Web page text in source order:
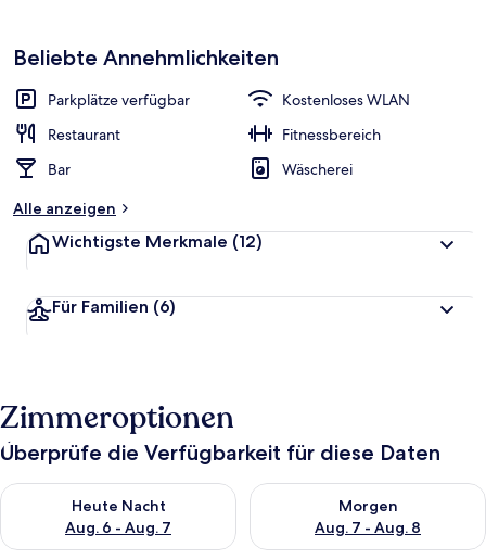
Beliebte Annehmlichkeiten
Parkplätze verfügbar
Kostenloses WLAN
Restaurant
Fitnessbereich
Bar
Wäscherei
Alle anzeigen
Wichtigste Merkmale (12)
Für Familien (6)
Zimmeroptionen
Überprüfe die Verfügbarkeit für diese Daten
Heute Nacht
Aug. 6 - Aug. 7
Überprüfe die Verfügbarkeit für heute Nacht, Aug. 6 - Aug. 7.
Morgen
Aug. 7 - Aug. 8
Überprüfe die Verfügbarkeit